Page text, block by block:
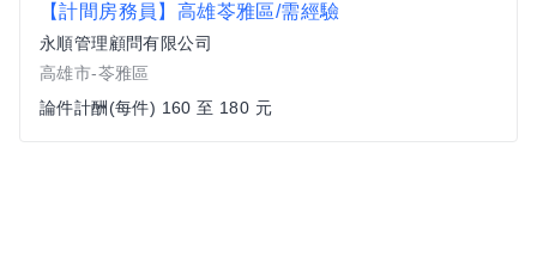
【計間房務員】高雄苓雅區/需經驗
永順管理顧問有限公司
高雄市-苓雅區
論件計酬(每件) 160 至 180 元